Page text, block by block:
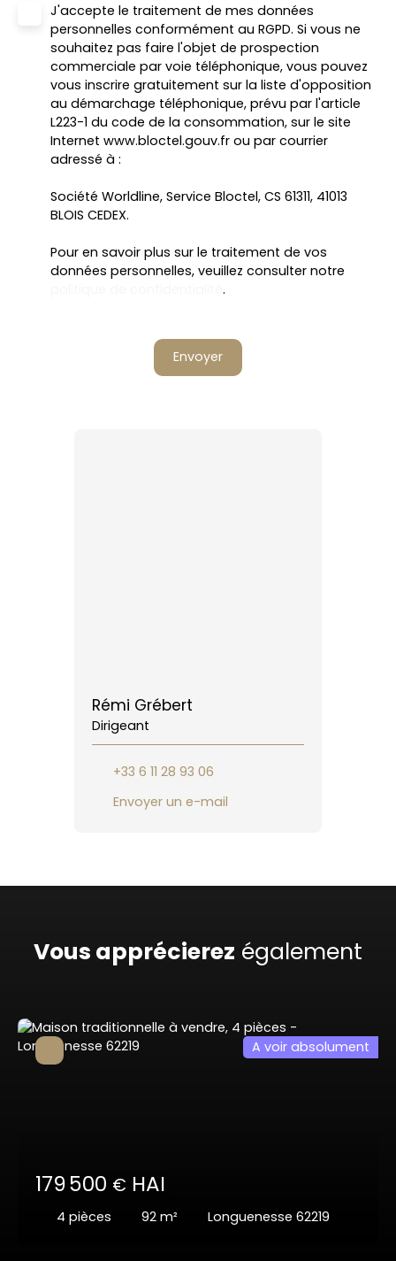
J'accepte le traitement de mes données
personnelles conformément au RGPD. Si vous ne
souhaitez pas faire l'objet de prospection
commerciale par voie téléphonique, vous pouvez
vous inscrire gratuitement sur la liste d'opposition
au démarchage téléphonique, prévu par l'article
L223-1 du code de la consommation, sur le site
Internet www.bloctel.gouv.fr ou par courrier
adressé à :
Société Worldline, Service Bloctel, CS 61311, 41013
BLOIS CEDEX.
Pour en savoir plus sur le traitement de vos
données personnelles, veuillez consulter notre
.
Envoyer
Rémi Grébert
Dirigeant
+33 6 11 28 93 06
Envoyer un e-mail
Vous apprécierez également
179 500 € HAI
4 pièces 92 m² Longuenesse 62219
A voir absolument